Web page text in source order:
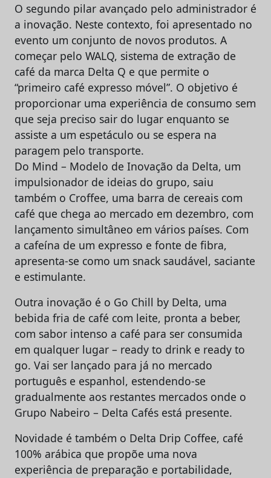
O segundo pilar avançado pelo administrador é
a inovação. Neste contexto, foi apresentado no
evento um conjunto de novos produtos. A
começar pelo WALQ, sistema de extração de
café da marca Delta Q e que permite o
“primeiro café expresso móvel”. O objetivo é
proporcionar uma experiência de consumo sem
que seja preciso sair do lugar enquanto se
assiste a um espetáculo ou se espera na
paragem pelo transporte.
Do Mind – Modelo de Inovação da Delta, um
impulsionador de ideias do grupo, saiu
também o Croffee, uma barra de cereais com
café que chega ao mercado em dezembro, com
lançamento simultâneo em vários países. Com
a cafeína de um expresso e fonte de fibra,
apresenta-se como um snack saudável, saciante
e estimulante.
Outra inovação é o Go Chill by Delta, uma
bebida fria de café com leite, pronta a beber,
com sabor intenso a café para ser consumida
em qualquer lugar – ready to drink e ready to
go. Vai ser lançado para já no mercado
português e espanhol, estendendo-se
gradualmente aos restantes mercados onde o
Grupo Nabeiro – Delta Cafés está presente.
Novidade é também o Delta Drip Coffee, café
100% arábica que propõe uma nova
experiência de preparação e portabilidade,